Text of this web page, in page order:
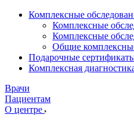
Комплексные
Комплексные
Комплексные
Общие
Подарочные
Комплексная
Врачи
Пациентам
О центре